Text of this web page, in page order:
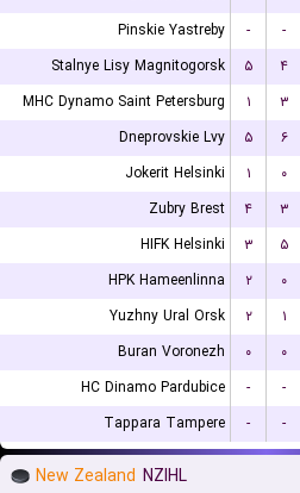
Pinskie Yastreby
- -
Stalnye Lisy Magnitogorsk
۵ ۴
MHC Dynamo Saint Petersburg
۱ ۳
Dneprovskie Lvy
۵ ۶
Jokerit Helsinki
۱ ۰
Zubry Brest
۴ ۳
HIFK Helsinki
۳ ۵
HPK Hameenlinna
۲ ۰
Yuzhny Ural Orsk
۲ ۱
Buran Voronezh
۰ ۰
HC Dinamo Pardubice
- -
Tappara Tampere
- -
New Zealand NZIHL